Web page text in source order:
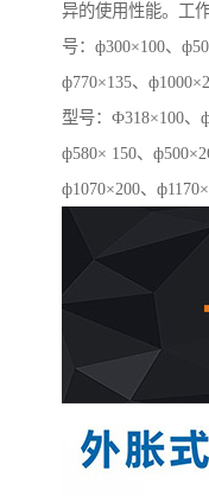
异的使用性能。工
号：ф300×100、
ф770×135、
型号：Ф318×100、
ф580× 150、
ф1070×200、